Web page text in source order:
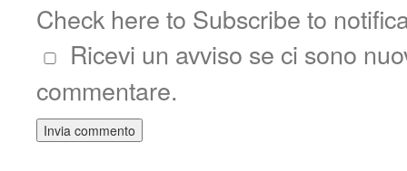
Check here to Subscribe to
Ricevi un avviso se ci sono
commentare.